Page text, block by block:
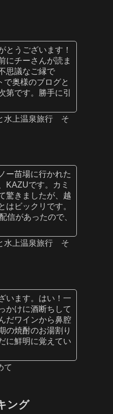
とうございます！
にチーさんが読ま
思議なご縁で
で奥様のブログと
第です。勝手に引
水上温泉旅行 そ
ー苗場に行かれた
KAZUです。カミ
驚きましたが、越
はビックリです。
信があったので、
水上温泉旅行 そ
います。はい！一
かけに酒断ちして
だワインから鼻腔
の焼酎のお湯割り
に鮮明に覚えてい
て
ング